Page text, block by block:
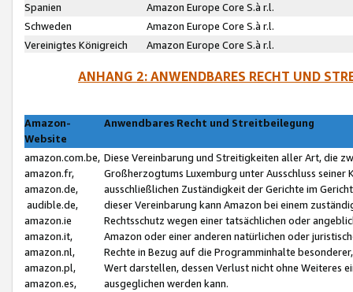
Spanien
Amazon Europe Core S.à r.l.
Schweden
Amazon Europe Core S.à r.l.
Vereinigtes Königreich
Amazon Europe Core S.à r.l.
ANHANG 2: ANWENDBARES RECHT UND
Amazon-
Website
Anwendbares Recht und Streitbeilegung
amazon.com.be,
amazon.fr,
amazon.de,
audible.de,
amazon.ie
amazon.it,
amazon.nl,
amazon.pl,
amazon.es,
Diese Vereinbarung und Streitigkeiten aller Art, die
Großherzogtums Luxemburg unter Ausschluss
ausschließlichen Zuständigkeit der Gerichte im
dieser Vereinbarung kann Amazon bei einem
Rechtsschutz wegen einer tatsächlichen oder
Amazon oder einer anderen natürlichen oder
Rechte in Bezug auf die Programminhalte
Wert darstellen, dessen Verlust nicht ohne Weiteres
ausgeglichen werden kann.